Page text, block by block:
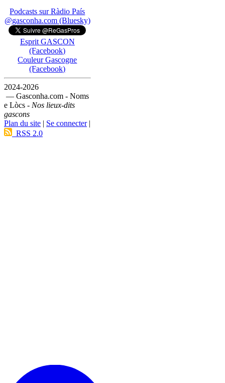
Podcasts sur Ràdio País
@gasconha.com (Bluesky)
Esprit GASCON
(Facebook)
Couleur Gascogne
(Facebook)
2024-2026
— Gasconha.com - Noms
e Lòcs - Nos lieux-dits
gascons
Plan du site | Se connecter|
RSS 2.0